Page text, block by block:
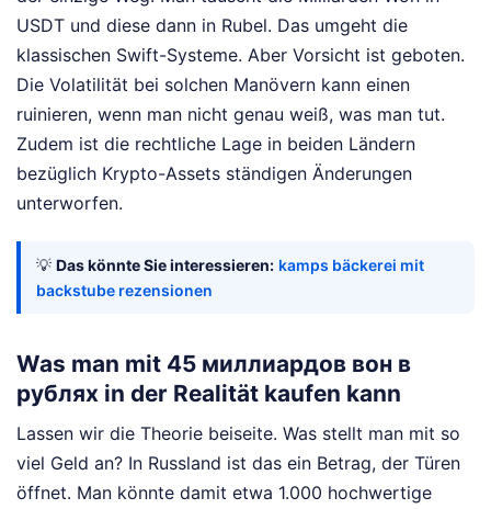
USDT und diese dann in Rubel. Das umgeht die
klassischen Swift-Systeme. Aber Vorsicht ist geboten.
Die Volatilität bei solchen Manövern kann einen
ruinieren, wenn man nicht genau weiß, was man tut.
Zudem ist die rechtliche Lage in beiden Ländern
bezüglich Krypto-Assets ständigen Änderungen
unterworfen.
💡 Das könnte Sie interessieren: kamps bäckerei mit
backstube rezensionen
Was man mit 45 миллиардов вон в
рублях in der Realität kaufen kann
Lassen wir die Theorie beiseite. Was stellt man mit so
viel Geld an? In Russland ist das ein Betrag, der Türen
öffnet. Man könnte damit etwa 1.000 hochwertige